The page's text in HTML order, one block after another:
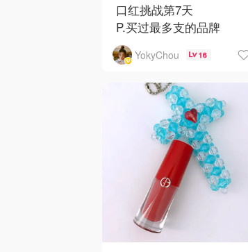
口红挑战第7天
P.买过最多支的品牌
YSL肯定是我买过最多支
唇妆的品牌，唇釉、唇
油、各种系列唇膏！最喜
欢的是这支金管
YokyChou 16